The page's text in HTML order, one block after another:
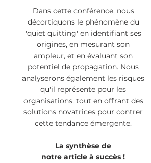
Dans cette conférence, nous
décortiquons le phénomène du
'quiet quitting' en identifiant ses
origines, en mesurant son
ampleur, et en évaluant son
potentiel de propagation. Nous
analyserons également les risques
qu'il représente pour les
organisations, tout en offrant des
solutions novatrices pour contrer
cette tendance émergente.
La synthèse de
notre article à succès !